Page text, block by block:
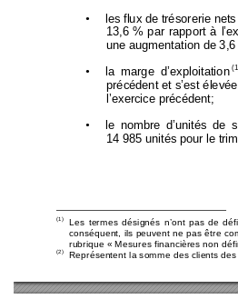
• les flux de trésorerie nets
13,6 % par rapport à l’
une augmentation de
• la marge d’exploitation
précédent et s’est
l’exercice précédent;
• le nombre d’unités de
14 985 unités pour le
(1) Les termes désignés n’ont pas de
conséquent, ils peuvent ne pas être
rubrique « Mesures financières non
(2)
  Représentent
la somme des clients des